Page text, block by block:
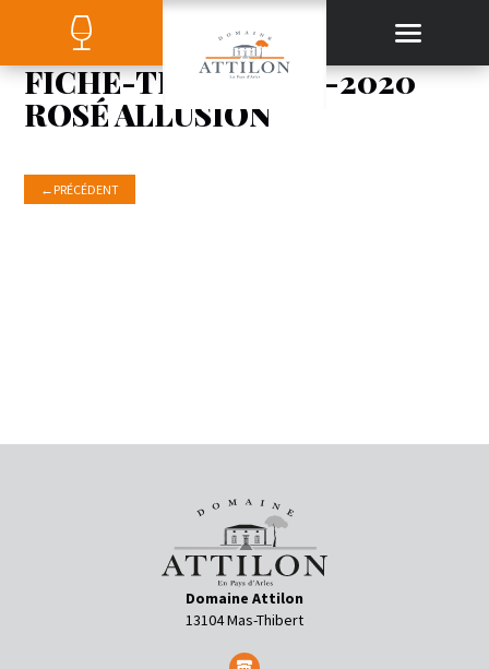
FICHE-TECHNIQUE-2020
ROSÉ ALLUSION
← PRÉCÉDENT
Domaine Attilon
13104 Mas-Thibert